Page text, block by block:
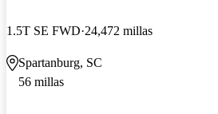
1.5T SE FWD 24,472 millas
Spartanburg, SC
56 millas